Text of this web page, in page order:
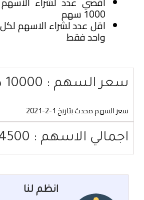
1000 سهم
اقل عدد لشراء الاسهم
واحد فقط
سعر السهم : 10000 دولار
سعر السهم محدث بتاريخ 1-2-2021
اجمالي الاسهم : 4500 سهم
انظم لنا